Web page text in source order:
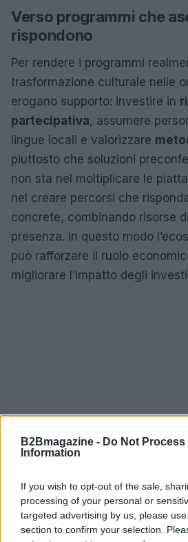
B2Bmagazine - Do Not Process
Information
If you wish to opt-out of the sale,
processing of your personal or
targeted advertising by us, please
section to confirm your selection.
Verso programmi che
rispondono
Per rendere i programmi
trasformazione culturale nelle
erogano supporto: investire in
partecipativa, assumere
lingue locali e valorizzare
piuttosto che soluzioni
non sta nel moltiplicare le
nel creare percorsi che
concrete, combinando risorse
presenza. In questo modo
può rafforzare il ruolo
migliorare l’impatto degli